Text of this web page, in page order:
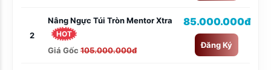
2
Nâng Ngực Túi Tròn Mentor Xtra
HOT
Giá Gốc 105.000.000đ
85.000.000đ
Đăng Ký